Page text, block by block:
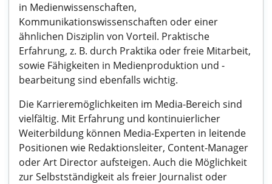
in Medienwissenschaften,
Kommunikationswissenschaften oder einer
ähnlichen Disziplin von Vorteil. Praktische
Erfahrung, z. B. durch Praktika oder freie Mitarbeit,
sowie Fähigkeiten in Medienproduktion und -
bearbeitung sind ebenfalls wichtig.
Die Karrieremöglichkeiten im Media-Bereich sind
vielfältig. Mit Erfahrung und kontinuierlicher
Weiterbildung können Media-Experten in leitende
Positionen wie Redaktionsleiter, Content-Manager
oder Art Director aufsteigen. Auch die Möglichkeit
zur Selbstständigkeit als freier Journalist oder